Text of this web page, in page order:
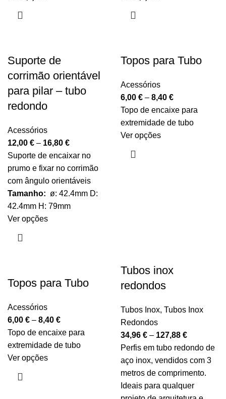
Suporte de
corrimão orientável
para pilar – tubo
redondo
Acessórios
12,00€ – 16,80€
Suporte de encaixar no
prumo e fixar no corrimão
com ângulo orientáveis
Tamanho: ø: 42.4mm D:
42.4mm H: 79mm
Ver opções
Topos para Tubo
Acessórios
6,00 € – 8,40 €
Topo de encaixe para
extremidade de tubo
Ver opções
Topos para Tubo
Acessórios
6,00€ –8,40€
Topo de encaixe para
extremidade de tubo
Ver opções
Tubos inox
redondos
Tubos Inox, Tubos Inox
Redondos
34,96 € – 127,88 €
Perfis em tubo redondo de
aço inox, vendidos com 3
metros de comprimento.
Ideais para qualquer